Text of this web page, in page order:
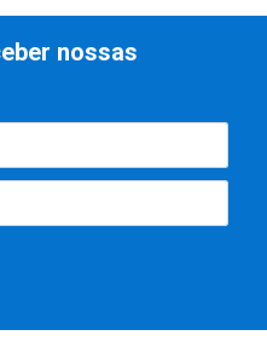
nossas